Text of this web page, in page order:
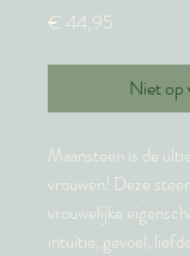
€ 44,95
Niet op
Maansteen is de
vrouwen! Deze
vrouwelijke
intuitie, gevoel,